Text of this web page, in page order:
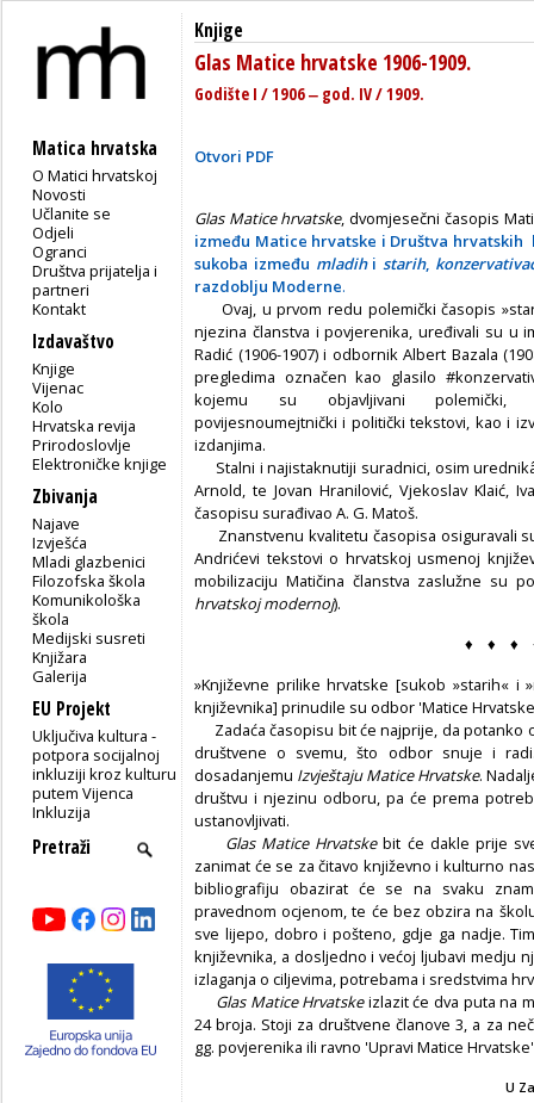
Matica hrvatska
O Matici hrvatskoj
Novosti
Učlanite se
Odjeli
Ogranci
Društva prijatelja i
partneri
Kontakt
Izdavaštvo
Knjige
Vijenac
Kolo
Hrvatska revija
Prirodoslovlje
Elektroničke knjige
Zbivanja
Najave
Izvješća
Mladi glazbenici
Filozofska škola
Komunikološka
škola
Medijski susreti
Knjižara
Galerija
EU Projekt
Uključiva kultura -
potpora socijalnoj
inkluziji kroz kulturu
putem Vijenca
Inkluzija
Knjige
Glas Matice hrvatske 1906-1909.
Godište I / 1906 ‒ god. IV / 1909.
Otvori PDF
Glas Matice hrvatske, dvomjesečni časopis
između Matice hrvatske i Društva
sukoba između mladih istarih,
razdoblju Moderne.
Ovaj, u prvom redu polemički časopis
njezina članstva i povjerenika, uređivali su u
Radić (1906-1907) i odbornik Albert Bazala
pregledima označen kao glasilo
kojemu su objavljivani polemički,
povijesnoumejtnički i politički tekstovi, kao i
izdanjima.
Stalni i najistaknutiji suradnici, osim
Arnold, te Jovan Hranilović, Vjekoslav Klaić,
časopisu surađivao A. G. Matoš.
Znanstvenu kvalitetu časopisa osiguravali
Andrićevi tekstovi o hrvatskoj usmenoj
mobilizaciju Matičina članstva zaslužne su
hrvatskoj modernoj).
♦ ♦ ♦
»Književne prilike hrvatske [sukob »starih« i
književnika] prinudile su odbor 'Matice
Zadaća časopisu bit će najprije, da potanko
društvene o svemu, što odbor snuje i
dosadanjemu Izvještaju Matice Hrvatske.
društvu i njezinu odboru, pa će prema
ustanovljivati.
Glas Matice Hrvatskebit će dakle prije
zanimat će se za čitavo književno i kulturno
bibliografiju obazirat će se na svaku
pravednom ocjenom, te će bez obzira na
sve lijepo, dobro i pošteno, gdje ga nadje.
književnika, a dosljedno i većoj ljubavi medju
izlaganja o ciljevima, potrebama i sredstvima
Glas Matice Hrvatskeizlazit će dva puta na
24 broja. Stoji za društvene članove 3, a za
gg. povjerenika ili ravno 'Upravi Matice
U